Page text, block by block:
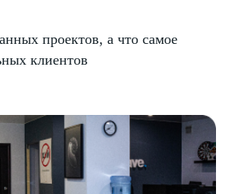
проектов, а что самое
клиентов